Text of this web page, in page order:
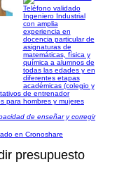
Teléfono validado
Ingeniero Industrial
con amplia
experiencia en
docencia particular de
asignaturas de
matemáticas, física y
química a alumnos de
todas las edades y en
diferentes etapas
académicas (colegio y
de entrenador
para hombres y mujeres
de enseñar y corregir
en Cronoshare
presupuesto